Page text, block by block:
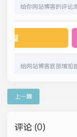
上一篇
评论 (0)